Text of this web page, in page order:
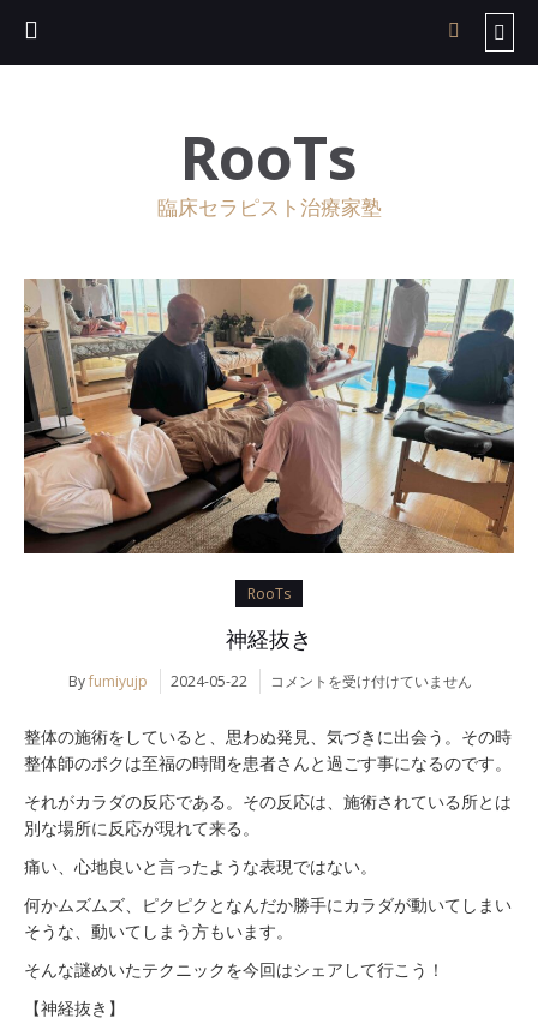
RooTs
臨床セラピスト治療家塾
RooTs
神経抜き
Byfumiyujp 2024-05-22
神
抜
き
は
コメントを受け付けていません
整体の施術をしていると、思わぬ発見、気づきに出会う。その時
整体師のボクは至福の時間を患者さんと過ごす事になるのです。
それがカラダの反応である。その反応は、施術されている所とは
別な場所に反応が現れて来る。
痛い、心地良いと言ったような表現ではない。
何かムズムズ、ピクピクとなんだか勝手にカラダが動いてしまい
そうな、動いてしまう方もいます。
そんな謎めいたテクニックを今回はシェアして行こう！
【神経抜き】